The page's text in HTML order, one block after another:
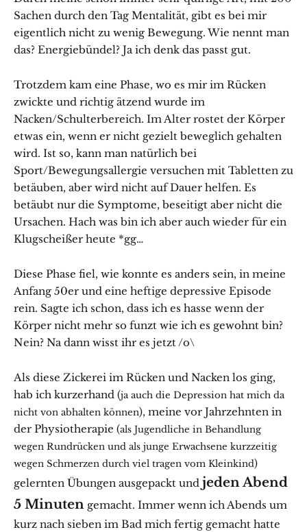
Sachen durch den Tag Mentalität, gibt es bei mir
eigentlich nicht zu wenig Bewegung. Wie nennt man
das? Energiebündel? Ja ich denk das passt gut.
Trotzdem kam eine Phase, wo es mir im Rücken
zwickte und richtig ätzend wurde im
Nacken/Schulterbereich. Im Alter rostet der Körper
etwas ein, wenn er nicht gezielt beweglich gehalten
wird. Ist so, kann man natürlich bei
Sport/Bewegungsallergie versuchen mit Tabletten zu
betäuben, aber wird nicht auf Dauer helfen. Es
betäubt nur die Symptome, beseitigt aber nicht die
Ursachen. Hach was bin ich aber auch wieder für ein
Klugscheißer heute *gg…
Diese Phase fiel, wie konnte es anders sein, in meine
Anfang 50er und eine heftige depressive Episode
rein. Sagte ich schon, dass ich es hasse wenn der
Körper nicht mehr so funzt wie ich es gewohnt bin?
Nein? Na dann wisst ihr es jetzt /o\
Als diese Zickerei im Rücken und Nacken los ging,
hab ich kurzerhand (ja auch die Depression hat mich da
nicht von abhalten können), meine vor Jahrzehnten in
der Physiotherapie (als Jugendliche in Behandlung
wegen Rundrücken und als junge Erwachsene kurzzeitig
wegen Schmerzen durch viel tragen vom Kleinkind)
gelernten Übungen ausgepackt und jeden Abend
5 Minuten gemacht. Immer wenn ich Abends um
kurz nach sieben im Bad mich fertig gemacht hatte